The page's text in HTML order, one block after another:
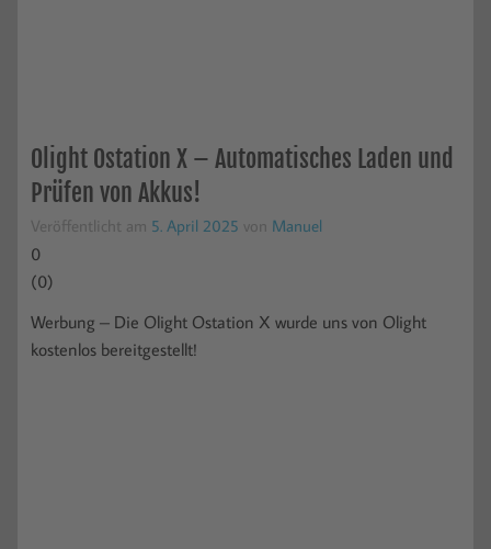
Olight Ostation X – Automatisches Laden und
Prüfen von Akkus!
Veröffentlicht am 5. April 2025 von Manuel
0
(0)
Werbung – Die Olight Ostation X wurde uns von Olight
kostenlos bereitgestellt!